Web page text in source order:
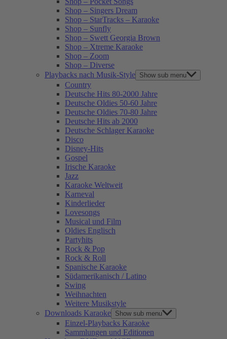
Shop – Singers Dream
Shop – StarTracks – Karaoke
Shop – Sunfly
Shop – Swett Georgia Brown
Shop – Xtreme Karaoke
Shop – Zoom
Shop – Diverse
Playbacks nach Musik-Style Show sub menu
Country
Deutsche Hits 80-2000 Jahre
Deutsche Oldies 50-60 Jahre
Deutsche Oldies 70-80 Jahre
Deutsche Hits ab 2000
Deutsche Schlager Karaoke
Disco
Disney-Hits
Gospel
Irische Karaoke
Jazz
Karaoke Weltweit
Karneval
Kinderlieder
Lovesongs
Musical und Film
Oldies Englisch
Partyhits
Rock & Pop
Rock & Roll
Spanische Karaoke
Südamerikanisch / Latino
Swing
Weihnachten
Weitere Musikstyle
Downloads Karaoke Show sub menu
Einzel-Playbacks Karaoke
Sammlungen und Editionen